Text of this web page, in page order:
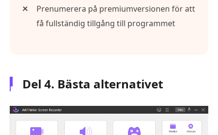
Prenumerera på premiumversionen för att
få fullständig tillgång till programmet
Del 4. Bästa alternativet